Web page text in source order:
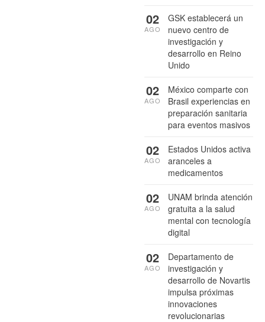
GSK establecerá un
nuevo centro de
investigación y
desarrollo en Reino
Unido
02
AGO
México comparte con
Brasil experiencias en
preparación sanitaria
para eventos masivos
02
AGO
Estados Unidos activa
aranceles a
medicamentos
02
AGO
UNAM brinda atención
gratuita a la salud
mental con tecnología
digital
02
AGO
Departamento de
investigación y
desarrollo de Novartis
impulsa próximas
innovaciones
revolucionarias
02
AGO